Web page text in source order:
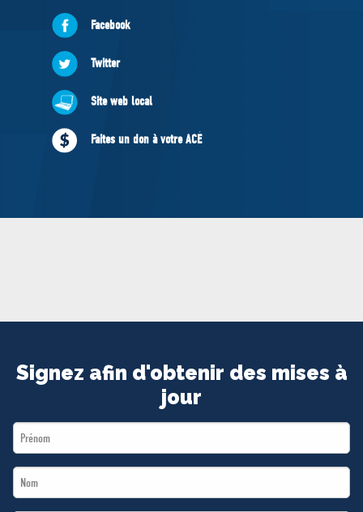
À PROPOS
Documents constitutifs
MÉDIAS
BÉNÉVOLE
Facebook
Twitter
Site web local
Faites un don à votre ACÉ
Signez afin d'obtenir des mises à
jour
First
Name
Last
Name